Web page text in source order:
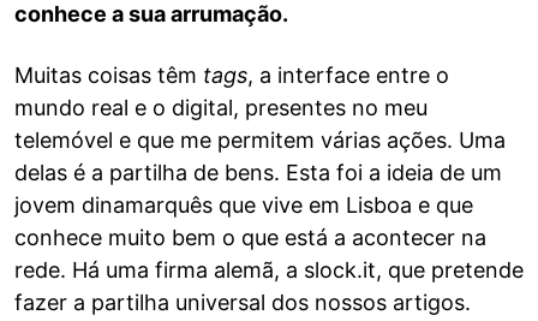
conhece a sua arrumação.
Muitas coisas têm tags, a interface entre o
mundo real e o digital, presentes no meu
telemóvel e que me permitem várias ações. Uma
delas é a partilha de bens. Esta foi a ideia de um
jovem dinamarquês que vive em Lisboa e que
conhece muito bem o que está a acontecer na
rede. Há uma firma alemã, a slock.it, que pretende
fazer a partilha universal dos nossos artigos.